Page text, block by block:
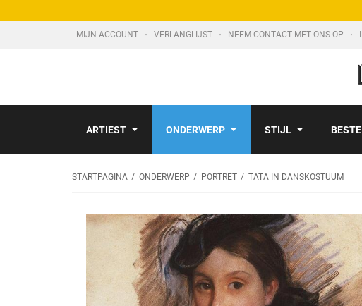
MIJN ACCOUNT VERLANGLIJST NEEM CONTACT MET ONS OP
ARTIEST ONDERWERP STIJL BESTE
STARTPAGINA ONDERWERP PORTRET TATA IN DANSKOSTUUM